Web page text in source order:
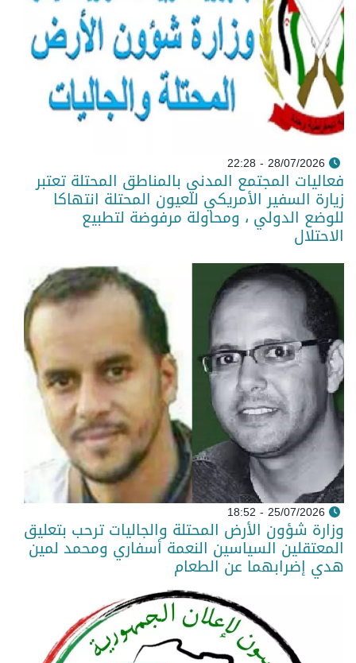
28/07/2026 - 22:28
فعاليات المجتمع المدني بالمناطق المحتلة تعتبر
زيارة السفير الأمريكي للعيون المحتلة انتهاكا
للوضع الدولي ، ومحاولة مرفوضة لتطبيع
الاحتلال
25/07/2026 - 18:52
وزارة شؤون الأرض المحتلة والجاليات ترحب بتعليق
المعتقلين السياسين النعمة أسفاري ومحمد لمين
هدي إضرابهما عن الطعام